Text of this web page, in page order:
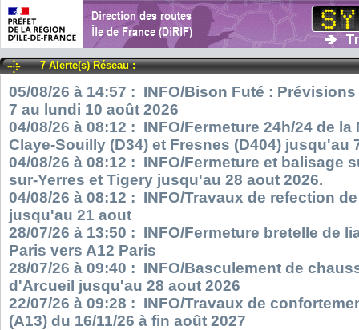
7 Alerte(s) Réseau :
05/08/26 à 14:57 : INFO/Bison Futé :
7 au lundi 10 août 2026
04/08/26 à 08:12 : INFO/Fermeture 24h/24 de
Claye-Souilly (D34) et Fresnes (D404) jusqu'au
04/08/26 à 08:12 : INFO/Fermeture et balisage
sur-Yerres et Tigery jusqu'au 28 aout 2026.
04/08/26 à 08:12 : INFO/Travaux de refection
jusqu'au 21 aout
28/07/26 à 13:50 : INFO/Fermeture bretelle de
Paris vers A12 Paris
28/07/26 à 09:40 : INFO/Basculement de
d'Arcueil jusqu'au 28 aout 2026
22/07/26 à 09:28 : INFO/Travaux de
(A13) du 16/11/26 à fin août 2027